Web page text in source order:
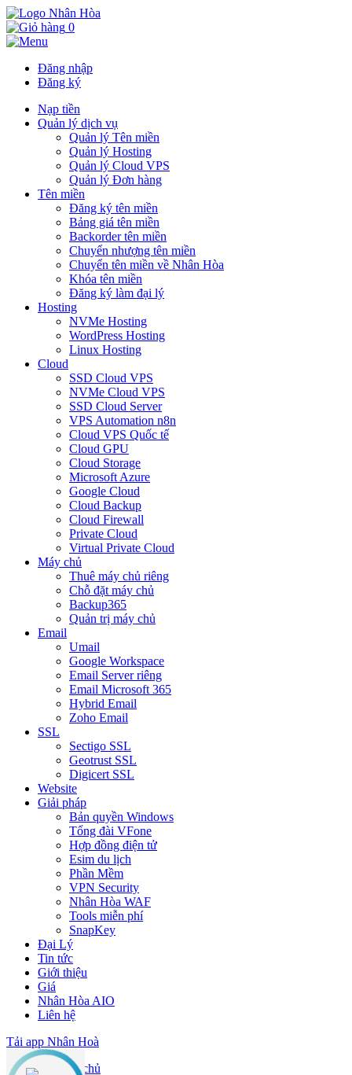
0
Đăng nhập
Đăng ký
Nạp tiền
Quản lý dịch vụ
Quản lý Tên miền
Quản lý Hosting
Quản lý Cloud VPS
Quản lý Đơn hàng
Tên miền
Đăng ký tên miền
Bảng giá tên miền
Backorder tên miền
Chuyển nhượng tên miền
Chuyển tên miền về Nhân Hòa
Khóa tên miền
Đăng ký làm đại lý
Hosting
NVMe Hosting
WordPress Hosting
Linux Hosting
Cloud
SSD Cloud VPS
NVMe Cloud VPS
SSD Cloud Server
VPS Automation n8n
Cloud VPS Quốc tế
Cloud GPU
Cloud Storage
Microsoft Azure
Google Cloud
Cloud Backup
Cloud Firewall
Private Cloud
Virtual Private Cloud
Máy chủ
Thuê máy chủ riêng
Chỗ đặt máy chủ
Backup365
Quản trị máy chủ
Email
Umail
Google Workspace
Email Server riêng
Email Microsoft 365
Hybrid Email
Zoho Email
SSL
Sectigo SSL
Geotrust SSL
Digicert SSL
Website
Giải pháp
Bản quyền Windows
Tổng đài VFone
Hợp đồng điện tử
Esim du lịch
Phần Mềm
VPN Security
Nhân Hòa WAF
Tools miễn phí
SnapKey
Đại Lý
Tin tức
Giới thiệu
Giá
Nhân Hòa AIO
Liên hệ
Tải app Nhân Hoà